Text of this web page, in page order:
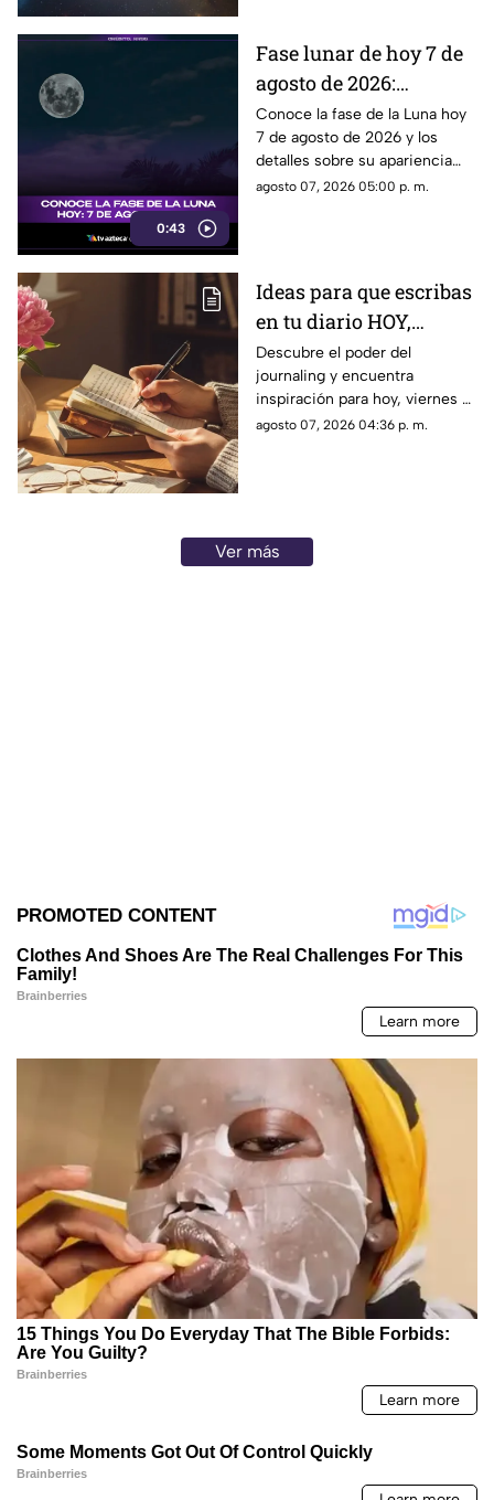
0:43
Fase lunar de hoy 7 de
agosto de 2026:
descubre cómo luce la
Luna y su significado
Conoce la fase de la Luna hoy
7 de agosto de 2026 y los
detalles sobre su apariencia
durante esta jornada.
agosto 07, 2026 05:00 p. m.
Ideas para que escribas
en tu diario HOY,
viernes 7 de junio de
2026: Usa este journal
prompt y termina tu
día lleno de gratitud
Descubre el poder del
journaling y encuentra
inspiración para hoy, viernes 7
de junio de 2026. Un prompt
agosto 07, 2026 04:36 p. m.
Ver más